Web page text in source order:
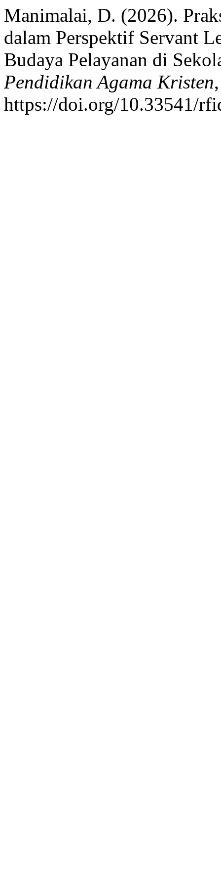
Manimalai, D. (2026).
dalam Perspektif Servant
Budaya Pelayanan di
Pendidikan Agama Kristen
https://doi.org/10.33541/